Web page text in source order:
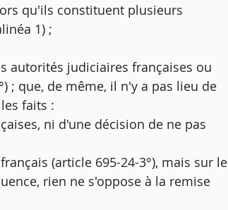
qu'ils constituent plusieurs
1) ;
autorités judiciaires françaises ou
; que, de même, il n'y a pas lieu de
faits :
ni d'une décision de ne pas
(article 695-24-3°), mais sur le
rien ne s'oppose à la remise